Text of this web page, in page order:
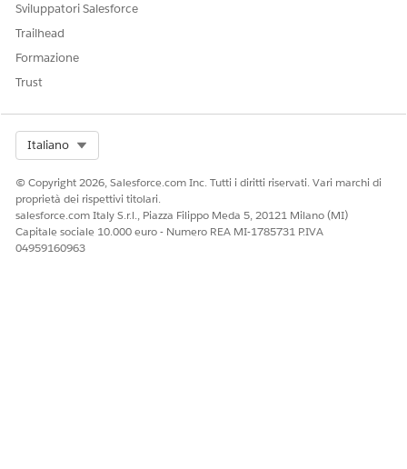
Sviluppatori Salesforce
Trailhead
Formazione
Trust
Italiano
© Copyright 2026, Salesforce.com Inc. Tutti i diritti riservati. Vari marchi di
proprietà dei rispettivi titolari.
salesforce.com Italy S.r.l., Piazza Filippo Meda 5, 20121 Milano (MI)
Capitale sociale 10.000 euro - Numero REA MI-1785731 P.IVA
04959160963